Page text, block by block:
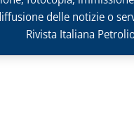
delle notizie o
Rivista Italiana